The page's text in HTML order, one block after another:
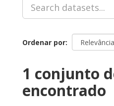
Ordenar por
1 conjunto
encontrado